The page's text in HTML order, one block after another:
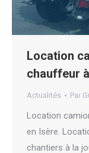
Location
chauffeur
Actualités Par
Location
en Isère.
chantiers à la